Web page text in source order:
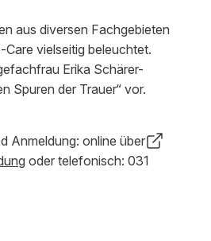
aus diversen Fachgebieten
vielseitig beleuchtet.
Erika Schärer-
Spuren der Trauer“ vor.
Anmeldung: online über
oder telefonisch: 031